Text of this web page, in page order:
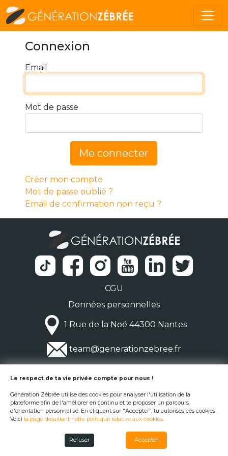
Connexion
Email
Mot de passe
Me connecter
Créer mon compte
Mot de passe oublié ?
Email de confirmation non reçu ?
CGU
Données personnelles
1 Rue de la Noë 44300 Nantes
team@generationzebree.fr
© Génération Zébrée 2026
Le respect de ta vie privée compte pour nous !
Génération Zébrée utilise des cookies pour analyser l'utilisation de la
plateforme afin de l'améliorer en continu et te proposer un parcours
d'orientation personnalisé. En cliquant sur "Accepter", tu autorises ces cookies.
Voici la page détaillant notre politique relative aux cookies.
Refuser Accepter